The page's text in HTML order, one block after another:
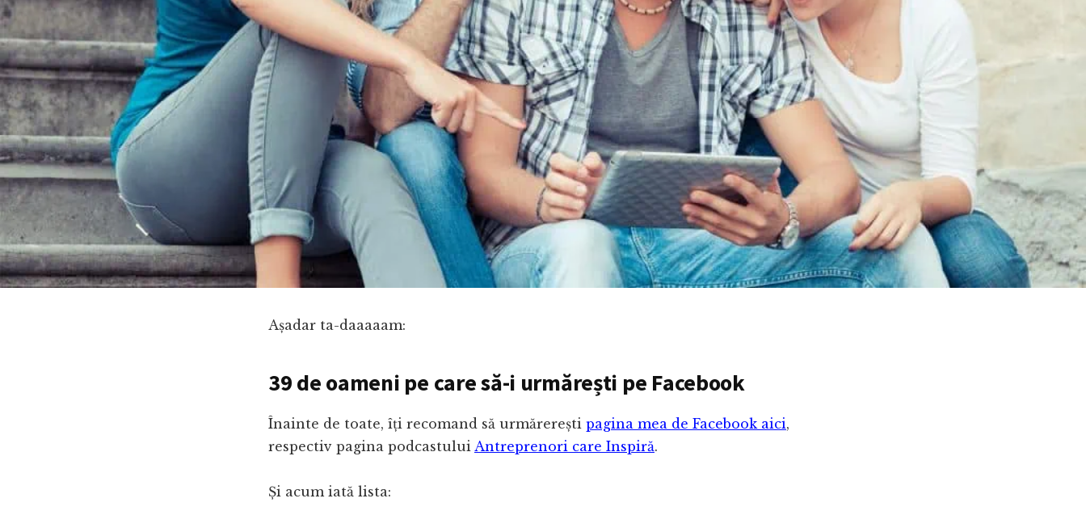
Așadar ta-daaaaam:
39 de oameni pe care să-i urmărești pe Facebook
Înainte de toate, îți recomand să urmărerești pagina mea de Facebook aici,
respectiv pagina podcastului Antreprenori care Inspiră.
Și acum iată lista: